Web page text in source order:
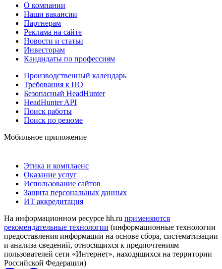
О компании
Наши вакансии
Партнерам
Реклама на сайте
Новости и статьи
Инвесторам
Кандидаты по профессиям
Производственный календарь
Требования к ПО
Безопасный HeadHunter
HeadHunter API
Поиск работы
Поиск по резюме
Мобильное приложение
Этика и комплаенс
Оказание услуг
Использование сайтов
Защита персональных данных
ИТ аккредитация
На информационном ресурсе hh.ru применяются
рекомендательные технологии (информационные технологии
предоставления информации на основе сбора, систематизации
и анализа сведений, относящихся к предпочтениям
пользователей сети «Интернет», находящихся на территории
Российской Федерации)